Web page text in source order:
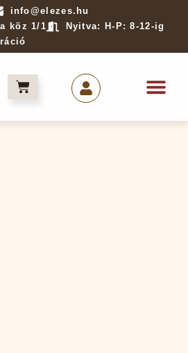
info@elezes.hu
köz 1/1
Nyitva: H-P: 8-12-ig